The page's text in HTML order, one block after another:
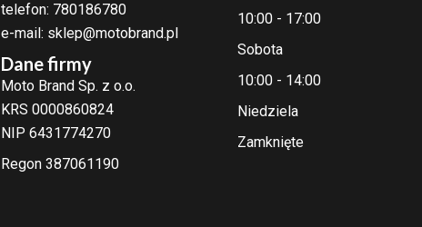
telefon: 780186780
e-mail: sklep@motobrand.pl
Dane firmy
Moto Brand Sp. z o.o.
KRS 0000860824
NIP 6431774270
Regon 387061190
10:00 - 17:00
Sobota
10:00 - 14:00
Niedziela
Zamknięte